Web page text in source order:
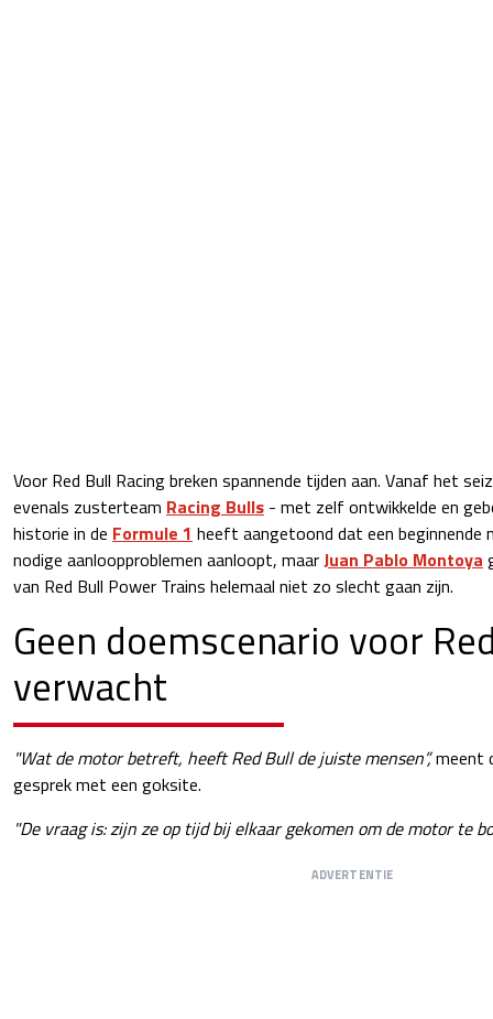
Voor Red Bull Racing breken spannende tijden aan. Vanaf het
evenals zusterteam Racing Bulls - met zelf ontwikkelde en
historie in de Formule 1 heeft aangetoond dat een
nodige aanloopproblemen aanloopt, maarJuan Pablo Montoya
van Red Bull Power Trains helemaal niet zo slecht gaan zijn.
Geen doemscenario voor
verwacht
"Wat de motor betreft, heeft Red Bull de juiste mensen”,meent
gesprek met een goksite.
"De vraag is: zijn ze op tijd bij elkaar gekomen om de motor te
ADVERTENTIE